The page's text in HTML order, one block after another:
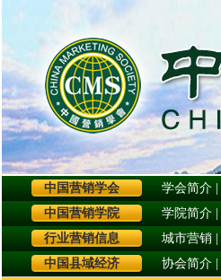
中国营销学会 学会简介
中国营销学院
学院简介
行业营销信息
城市营销
中国县域经济
协会简介